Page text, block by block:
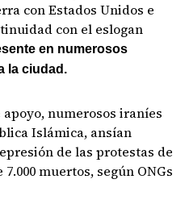
con Estados Unidos e
con el eslogan
en numerosos
la ciudad.
numerosos iraníes
Islámica, ansían
de las protestas de
muertos, según ONGs